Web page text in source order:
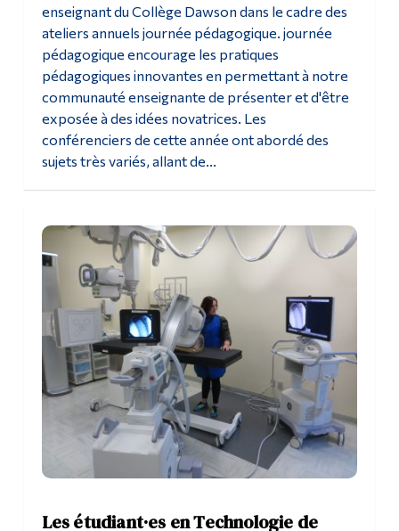
enseignant du Collège Dawson dans le cadre des
ateliers annuels journée pédagogique. journée
pédagogique encourage les pratiques
pédagogiques innovantes en permettant à notre
communauté enseignante de présenter et d'être
exposée à des idées novatrices. Les
conférenciers de cette année ont abordé des
sujets très variés, allant de...
Les étudiant·es en Technologie de